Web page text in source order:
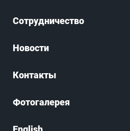
Сотрудничество
Новости
Контакты
Фотогалерея